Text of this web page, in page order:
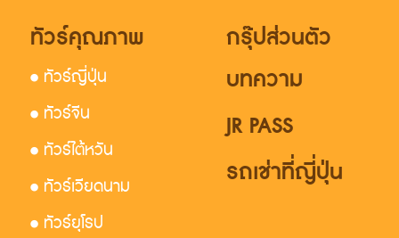
ทัวร์คุณภาพ
• ทัวร์ญี่ปุ่น
• ทัวร์จีน
• ทัวร์ไต้หวัน
• ทัวร์เวียดนาม
• ทัวร์ยุโรป
กรุ๊ปส่วนตัว
บทความ
JR PASS
รถเช่าที่ญี่ปุ่น